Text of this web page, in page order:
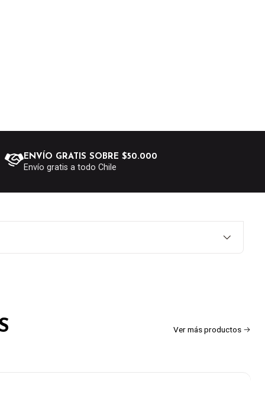
ENVÍO GRATIS SOBRE $50.000
Envío gratis a todo Chile
Ver más productos